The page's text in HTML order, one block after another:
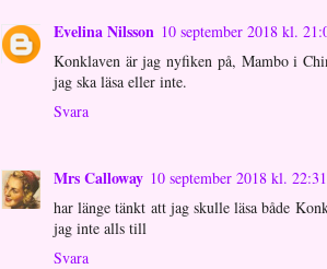
Evelina Nilsson 10 september 2018 kl.
Konklaven är jag nyfiken på, Mambo i
jag ska läsa eller inte.
Svara
Mrs Calloway 10 september 2018 kl. 22:31
har länge tänkt att jag skulle läsa både
jag inte alls till
Svara